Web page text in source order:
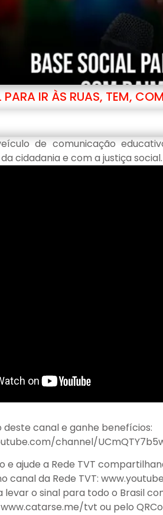
PARA IR ÀS RUAS, TEM,
de comunicação
cidadania e com a justiça social.
canal e ganhe benefícios:
channel/
e ajude a Rede TVT
canal da Rede TVT:
levar o sinal para todo o Brasil
tvt ou pelo